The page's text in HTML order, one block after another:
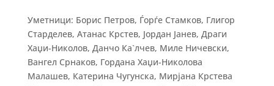
Уметници: Борис Петров, Ѓорѓе Стамков, Глигор
Старделев, Атанас Крстев, Јордан Јанев, Драги
Хаџи-Николов, Данчо Ка`лчев, Миле Ничевски,
Вангел Срнаков, Гордана Хаџи-Николова
Малашев, Катерина Чугунска, Мирјана Крстева